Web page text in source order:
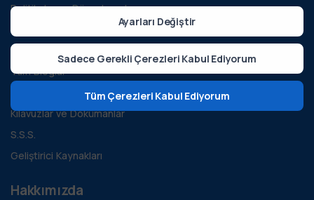
Politikalar ve Düzenlemeler
Teknoloji ve Yenilik
Sürdürülebilirlik ve Yeşil Enerji
Tüm Bloglar
Vaka İncelemeleri
Kılavuzlar ve Dökümanlar
S.S.S.
Geliştirici Kaynakları
Hakkımızda
Ayarları Değiştir
Sadece Gerekli Çerezleri Kabul Ediyorum
Tüm Çerezleri Kabul Ediyorum